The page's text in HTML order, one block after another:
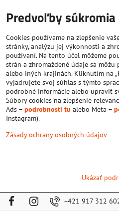
+421 917 312
Predvoľby súkromia
Cookies používame na zlepšenie
stránky, analýzu jej výkonnosti a
používaní. Na tento účel môžeme
strán a zhromaždené údaje sa môžu
alebo iných krajinách. Kliknutím na
vyjadrujete svoj súhlas s týmto
podrobné informácie alebo upraviť
Súbory cookies na zlepšenie
Ads – podrobnosti tu alebo Meta –
Instagram).
Zásady ochrany osobných údajov
Ukázať